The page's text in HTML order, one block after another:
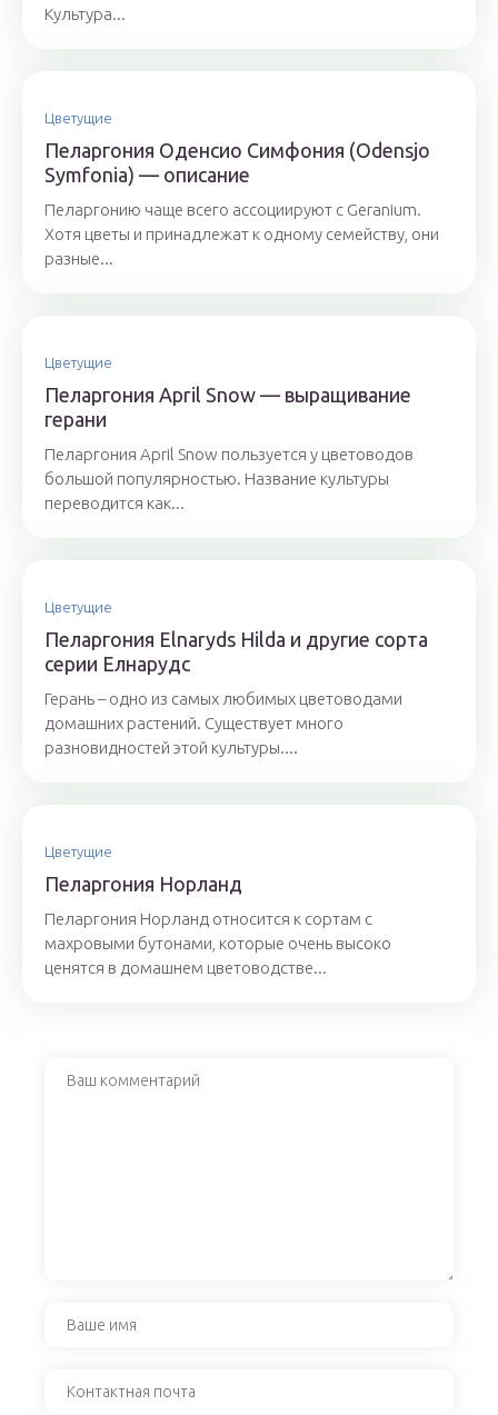
Культура...
Цветущие
Пеларгония Оденсио Симфония (Odensjo
Symfonia) — описание
Пеларгонию чаще всего ассоциируют с Geranium.
Хотя цветы и принадлежат к одному семейству, они
разные...
Цветущие
Пеларгония April Snow — выращивание
герани
Пеларгония April Snow пользуется у цветоводов
большой популярностью. Название культуры
переводится как...
Цветущие
Пеларгония Elnaryds Hilda и другие сорта
серии Елнарудс
Герань – одно из самых любимых цветоводами
домашних растений. Существует много
разновидностей этой культуры....
Цветущие
Пеларгония Норланд
Пеларгония Норланд относится к сортам с
махровыми бутонами, которые очень высоко
ценятся в домашнем цветоводстве...